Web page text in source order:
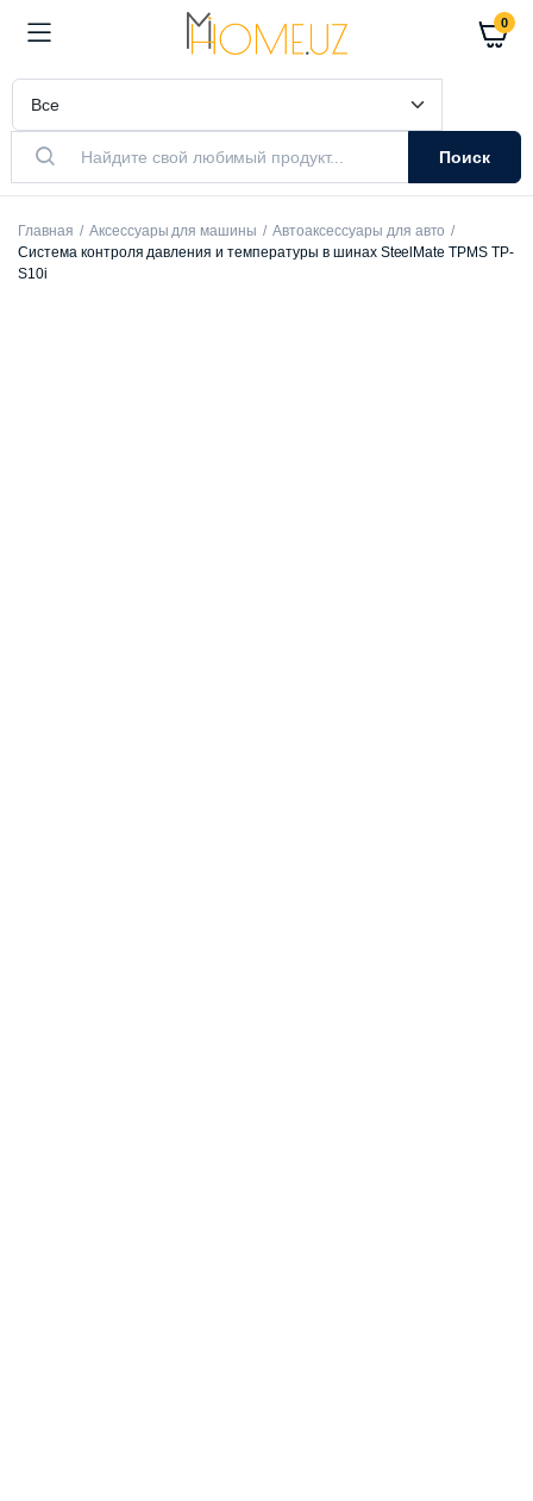
0
Поиск
Главная Аксессуары для машины
Автоаксессуары для авто
Система контроля давления и температуры в шинах SteelMate TPMS TP-
S10i